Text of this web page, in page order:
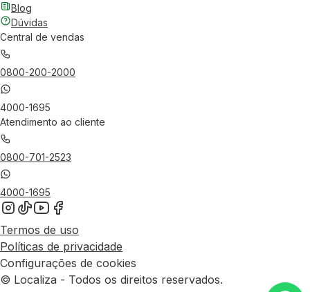
Blog
Dúvidas
Central de vendas
0800-200-2000
4000-1695
Atendimento ao cliente
0800-701-2523
4000-1695
Termos de uso
Políticas de privacidade
Configurações de cookies
© Localiza - Todos os direitos reservados.